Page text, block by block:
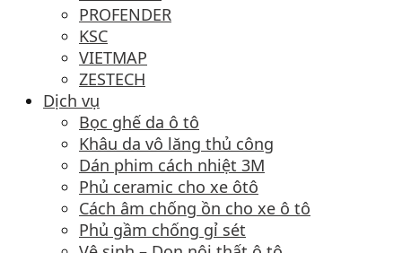
PROFENDER
KSC
VIETMAP
ZESTECH
Dịch vụ
Bọc ghế da ô tô
Khâu da vô lăng thủ công
Dán phim cách nhiệt 3M
Phủ ceramic cho xe ôtô
Cách âm chống ồn cho xe ô tô
Phủ gầm chống gỉ sét